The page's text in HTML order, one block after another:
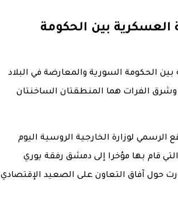
العسكرية بين الحكومة
الحكومة السورية والمعارضة في البلاد
الفرات هما المنطقتان الساخنتان
الرسمي لوزارة الخارجية الروسية اليوم
التي قام بها مؤخرا إلى دمشق رفقة يوري
حول آفاق التعاون على الصعيد الإقتصادي